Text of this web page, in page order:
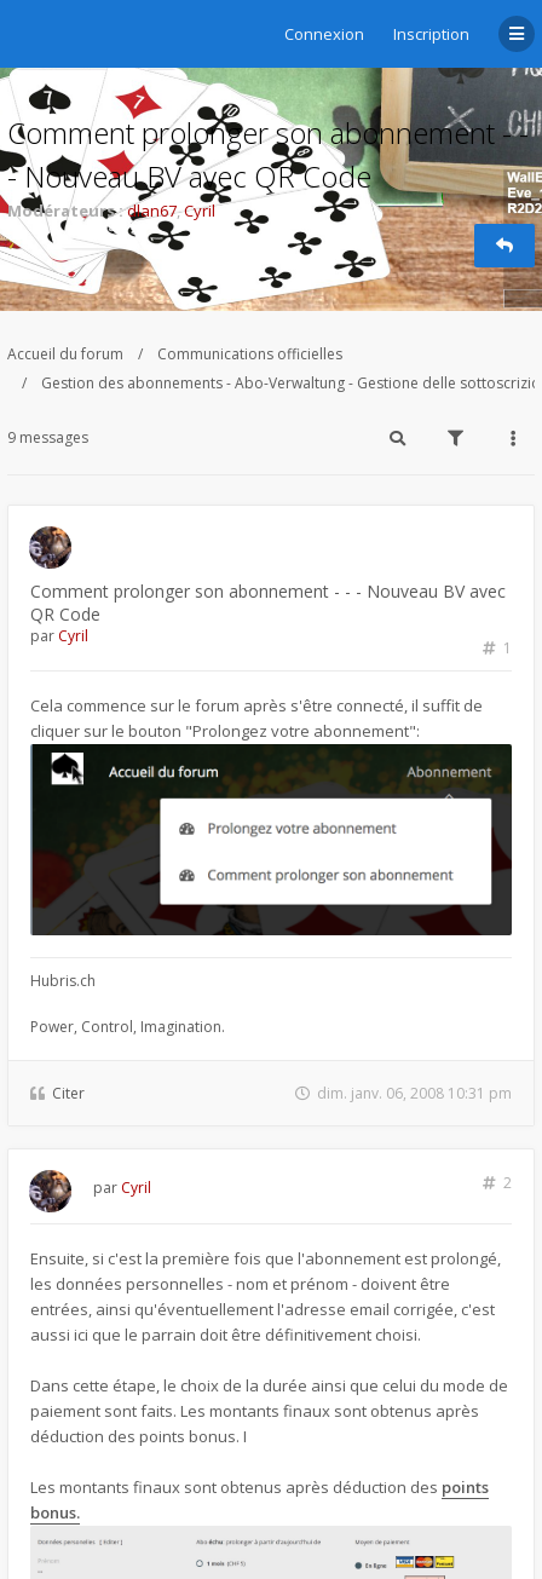
Connexion Inscription
Comment prolonger son abonnement - -
- Nouveau BV avec QR Code
Modérateurs :dlan67,Cyril
Accueil du forum
Communications officielles
Gestion des abonnements - Abo-Verwaltung - Gestione delle
9 messages
Comment prolonger son abonnement - - - Nouveau BV avec
QR Code
1
par Cyril
Cela commence sur le forum après s'être connecté, il suffit de
cliquer sur le bouton "Prolongez votre abonnement":
Hubris.ch
Power, Control, Imagination.
Citer dim. janv. 06, 2008 10:31 pm
2
par Cyril
Ensuite, si c'est la première fois que l'abonnement est prolongé,
les données personnelles - nom et prénom - doivent être
entrées, ainsi qu'éventuellement l'adresse email corrigée, c'est
aussi ici que le parrain doit être définitivement choisi.
Dans cette étape, le choix de la durée ainsi que celui du mode de
paiement sont faits. Les montants finaux sont obtenus après
déduction des points bonus. I
Les montants finaux sont obtenus après déduction des points
bonus.